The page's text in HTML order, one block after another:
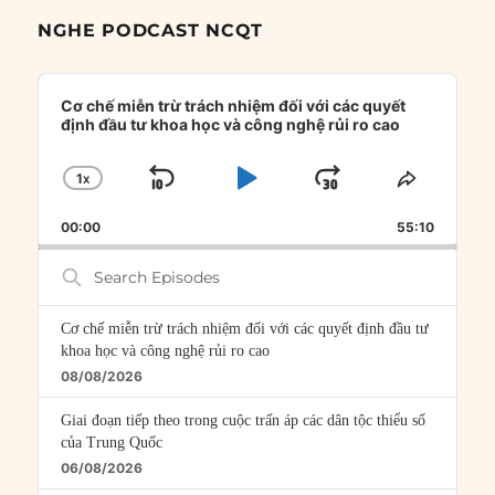
NGHE PODCAST NCQT
Audio
Player
Cơ chế miễn trừ trách nhiệm đối với các quyết
định đầu tư khoa học và công nghệ rủi ro cao
CHANGE
RATE
1X
SKIP
PLAYJUMP
FORWARD
SHARE
00:00 55:10
Search
Episodes
Cơ chế miễn trừ trách nhiệm đối với các quyết định đầu tư
khoa học và công nghệ rủi ro cao
08/08/2026
Giai đoạn tiếp theo trong cuộc trấn áp các dân tộc thiểu số
của Trung Quốc
06/08/2026